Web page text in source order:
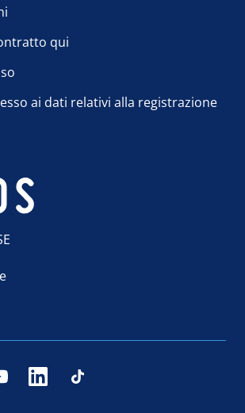
qui
ai dati relativi alla registrazione